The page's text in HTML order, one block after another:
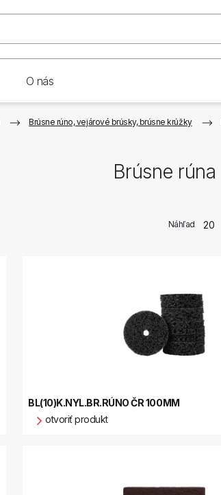
O nás
Brúsne rúno, vejárové brúsky, brúsne krúžky
Brúsne rúna
Náhľad
BL(10)K.NYL.BR.RÚNO ČR 100MM
otvoriť produkt